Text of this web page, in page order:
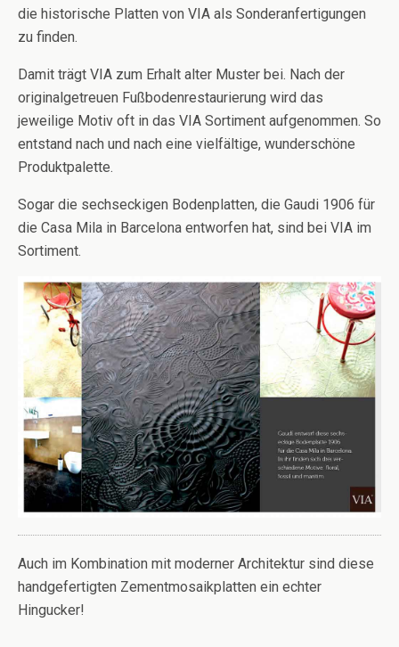
die historische Platten von VIA als Sonderanfertigungen
zu finden.
Damit trägt VIA zum Erhalt alter Muster bei. Nach der
originalgetreuen Fußbodenrestaurierung wird das
jeweilige Motiv oft in das VIA Sortiment aufgenommen. So
entstand nach und nach eine vielfältige, wunderschöne
Produktpalette.
Sogar die sechseckigen Bodenplatten, die Gaudi 1906 für
die Casa Mila in Barcelona entworfen hat, sind bei VIA im
Sortiment.
Auch im Kombination mit moderner Architektur sind diese
handgefertigten Zementmosaikplatten ein echter
Hingucker!